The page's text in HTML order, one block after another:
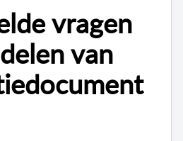
vragen
van